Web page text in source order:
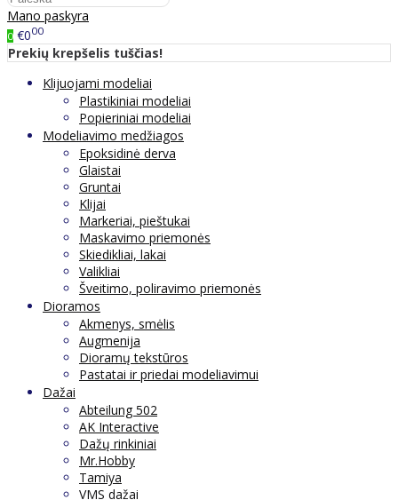
Mano paskyra
0 €000
Prekių krepšelis tuščias!
Klijuojami modeliai
Plastikiniai modeliai
Popieriniai modeliai
Modeliavimo medžiagos
Epoksidinė derva
Glaistai
Gruntai
Klijai
Markeriai, pieštukai
Maskavimo priemonės
Skiedikliai, lakai
Valikliai
Šveitimo, poliravimo priemonės
Dioramos
Akmenys, smėlis
Augmenija
Dioramų tekstūros
Pastatai ir priedai modeliavimui
Dažai
Abteilung 502
AK Interactive
Dažų rinkiniai
Mr.Hobby
Tamiya
VMS dažai